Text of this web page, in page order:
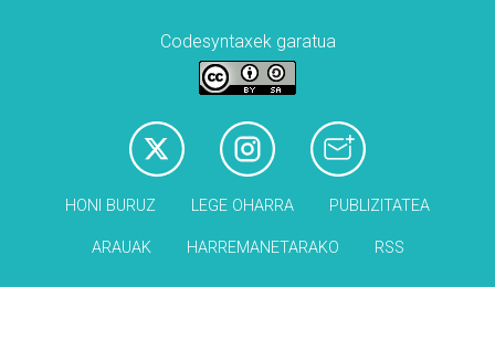
Codesyntaxek garatua
HONI BURUZ LEGE OHARRA PUBLIZITATEA
ARAUAK HARREMANETARAKO RSS